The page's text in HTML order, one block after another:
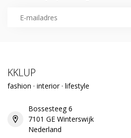
KKLUP
fashion · interior · lifestyle
Bossesteeg 6
7101 GE Winterswijk
Nederland